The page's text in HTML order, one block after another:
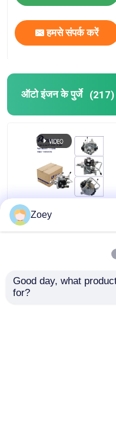
हमसे संपर्क करें
ऑटो इंजन के पुर्जे (217)
1460A096 1460A095
29400-2340 294000-
L200 2.4L 4N15 डीजल
Zoey
Good day, what
for?